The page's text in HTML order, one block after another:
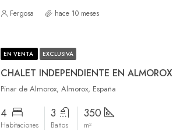
Fergosa
hace 10 meses
EN VENTA EXCLUSIVA
CHALET INDEPENDIENTE EN ALMOROX
Pinar de Almorox, Almorox, España
4
Habitaciones
3
Baños
350
m²